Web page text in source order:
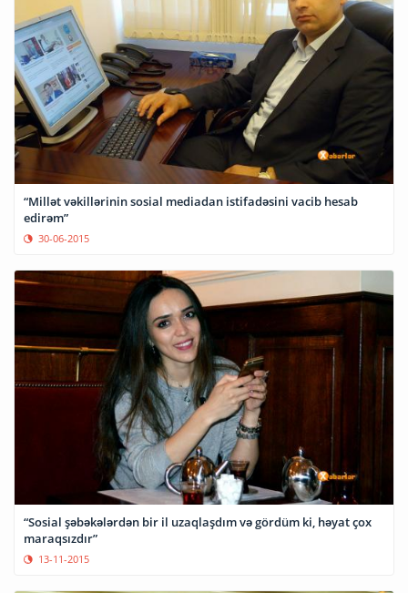
“Millət vəkillərinin sosial mediadan istifadəsini vacib hesab
edirəm”
30-06-2015
“Sosial şəbəkələrdən bir il uzaqlaşdım və gördüm ki, həyat çox
maraqsızdır”
13-11-2015